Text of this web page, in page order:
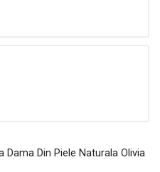
Dama Din Piele Naturala Olivia